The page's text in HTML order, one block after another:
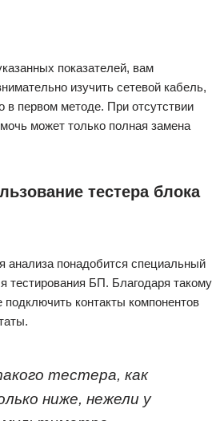
показателей, вам
изучить сетевой кабель,
в первом методе. При отсутствии
может только полная замена
тестера блока
анализа понадобится специальный
тестирования БП. Благодаря такому
контакты компонентов
тестера, как
ниже, нежели у